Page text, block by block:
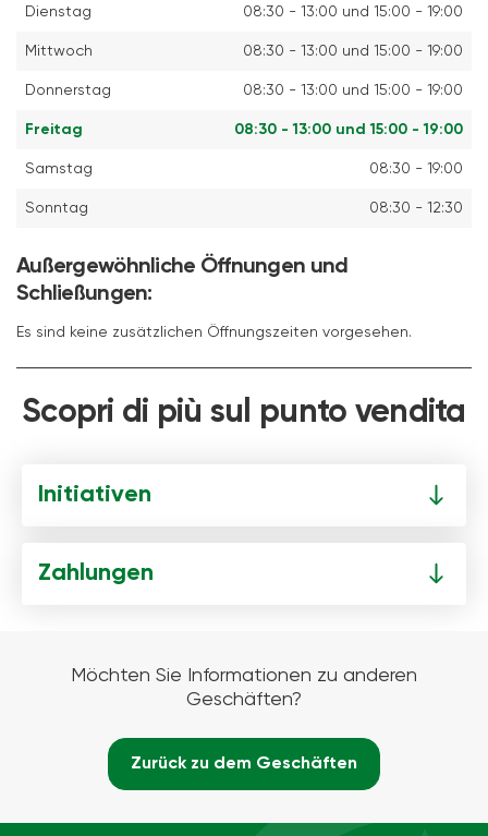
Dienstag 08:30 - 13:00 und 15:00 - 19:00
Mittwoch 08:30 - 13:00 und 15:00 - 19:00
Donnerstag 08:30 - 13:00 und 15:00 - 19:00
Freitag 08:30 - 13:00 und 15:00 - 19:00
Samstag 08:30 - 19:00
Sonntag 08:30 - 12:30
Außergewöhnliche Öffnungen und
Schließungen:
Es sind keine zusätzlichen Öffnungszeiten vorgesehen.
Scopri di più sul punto vendita
Initiativen
Zahlungen
Möchten Sie Informationen zu anderen
Geschäften?
Zurück zu dem Geschäften